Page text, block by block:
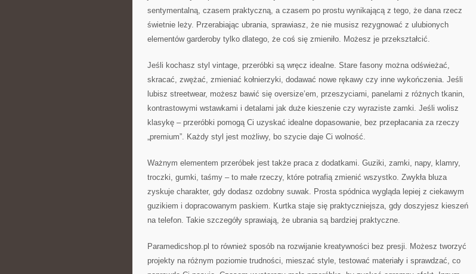
sentymentalną, czasem praktyczną, a czasem po prostu wynikającą z tego, że dana rzecz
świetnie leży. Przerabiając ubrania, sprawiasz, że nie musisz rezygnować z ulubionych
elementów garderoby tylko dlatego, że coś się zmieniło. Możesz je przekształcić.
Jeśli kochasz styl vintage, przeróbki są wręcz idealne. Stare fasony można odświeżać,
skracać, zwężać, zmieniać kołnierzyki, dodawać nowe rękawy czy inne wykończenia. Jeśli
lubisz streetwear, możesz bawić się oversize’em, przeszyciami, panelami z różnych tkanin,
kontrastowymi wstawkami i detalami jak duże kieszenie czy wyraziste zamki. Jeśli wolisz
klasykę – przeróbki pomogą Ci uzyskać idealne dopasowanie, bez przepłacania za rzeczy
„premium”. Każdy styl jest możliwy, bo szycie daje Ci wolność.
Ważnym elementem przeróbek jest także praca z dodatkami. Guziki, zamki, napy, klamry,
troczki, gumki, taśmy – to małe rzeczy, które potrafią zmienić wszystko. Zwykła bluza
zyskuje charakter, gdy dodasz ozdobny suwak. Prosta spódnica wygląda lepiej z ciekawym
guzikiem i dopracowanym paskiem. Kurtka staje się praktyczniejsza, gdy doszyjesz kieszeń
na telefon. Takie szczegóły sprawiają, że ubrania są bardziej praktyczne.
Paramedicshop.pl to również sposób na rozwijanie kreatywności bez presji. Możesz tworzyć
projekty na różnym poziomie trudności, mieszać style, testować materiały i sprawdzać, co